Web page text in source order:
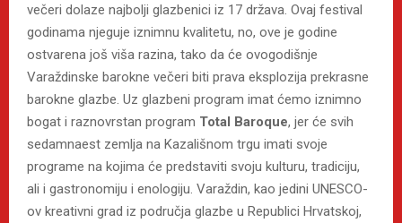
večeri dolaze najbolji glazbenici iz 17 država. Ovaj festival
godinama njeguje iznimnu kvalitetu, no, ove je godine
ostvarena još viša razina, tako da će ovogodišnje
Varaždinske barokne večeri biti prava eksplozija prekrasne
barokne glazbe. Uz glazbeni program imat ćemo iznimno
bogat i raznovrstan program Total Baroque, jer će svih
sedamnaest zemlja na Kazališnom trgu imati svoje
programe na kojima će predstaviti svoju kulturu, tradiciju,
ali i gastronomiju i enologiju. Varaždin, kao jedini UNESCO-
ov kreativni grad iz područja glazbe u Republici Hrvatskoj,